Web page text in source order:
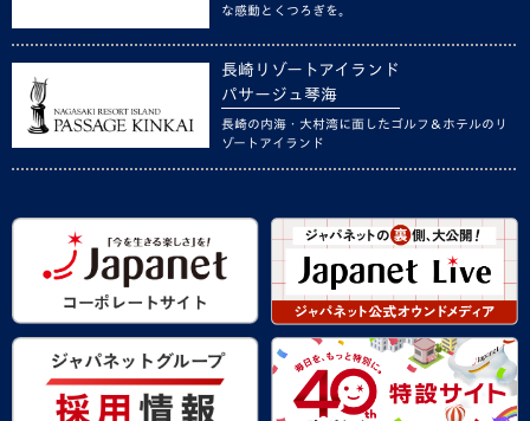
な感動とくつろぎを。
長崎リゾートアイランド
パサージュ琴海
長崎の内海・大村湾に面したゴルフ＆ホテルのリ
ゾートアイランド